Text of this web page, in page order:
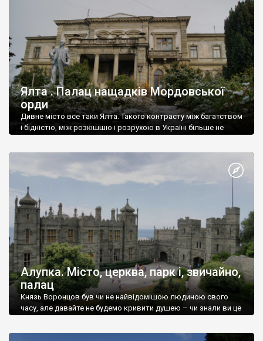
Ялта . Палац нащадків Мордовської
орди
Дивне місто все таки Ялта. Такого контрасту між багатством
і бідністю, між розкішшю і розрухою в Україні більше не
Алупка. Місто, церква, парк і, звичайно,
палац
Князь Воронцов був чи не найвідомішою людиною свого
часу, але давайте не будемо кривити душею – чи знали ви це